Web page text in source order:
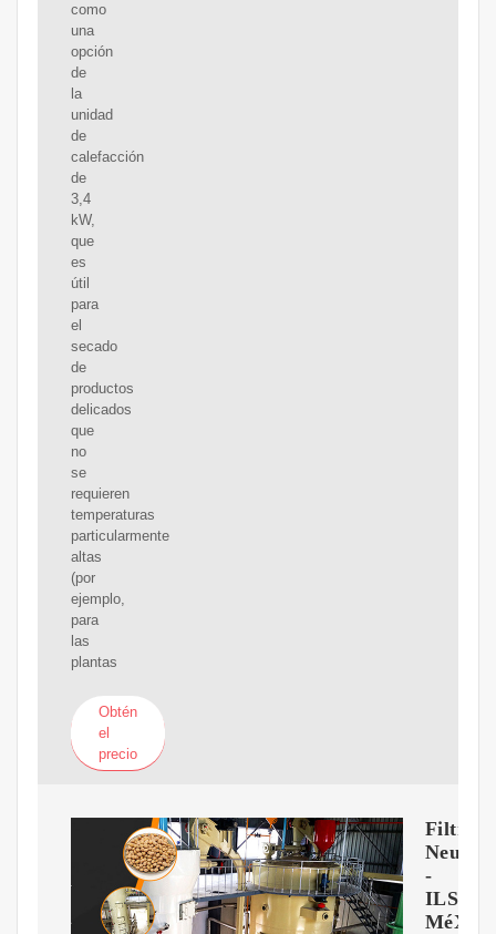
como
una
opción
de
la
unidad
de
calefacción
de
3,4
kW,
que
es
útil
para
el
secado
de
productos
delicados
que
no
se
requieren
temperaturas
particularmente
altas
(por
ejemplo,
para
las
plantas
Obtén
el
precio
-
ILSA